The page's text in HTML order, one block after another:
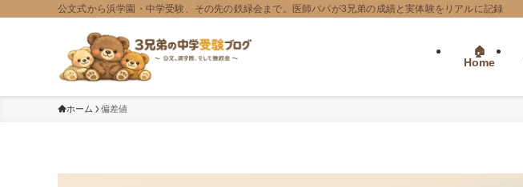
公文式から浜学園・中学受験、その先の鉄緑会まで。医師パパが3兄弟の成績と実体験をリアルに記録
Home
ホーム 偏差値